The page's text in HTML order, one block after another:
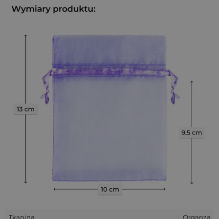
satynową wstążką.
idealne dla branży lawendowej
plantacjach lawendy iproducentach wyrobów
lawendowych, którzy szukają estetycznego i praktycznego
opakowania na susz. Ten klasyczny woreczek znajduje jednak
znacznie szersze zastosowanie - można go wykorzystać do
dekoracji stołów weselnych
, umieszczając w nim drobne
upominki dla gości. Doskonale sprawdzi się także do
Tkanina Organza